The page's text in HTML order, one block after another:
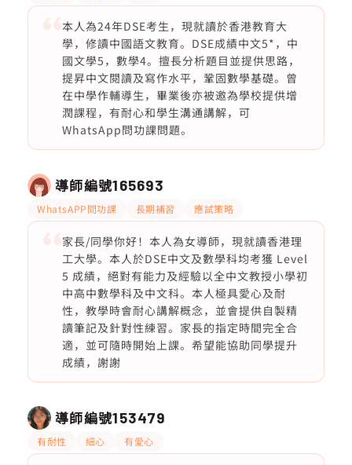
本人為24年DSE考生，現就讀於香港教育大
學，修讀中國語文教育。DSE成績中文5*，中
國文學5，數學4。擅長分析題目並提供思路，
提昇中文閱讀及寫作水平，鞏固數學基礎。曾
在中學作輔導生，畢業後亦被邀為學校提供增
潤課程，有耐心和學生溝通講解，可
WhatsApp問功課問題。
導師編號165693
WhatsAPP問功課 長期補習 應試策略
家長/同學你好！本人為女導師，現就讀香港理
工大學。本人於DSE中文及數學科均考獲 Level
5 成績，絕對有能力及經驗以全中文教授小學初
中高中數學科及中文科。本人極具愛心及耐
性，教學時會耐心講解概念，並會提供自製精
讀筆記及針對性練習。家長的指定時間完全合
適，並可隨時開始上課。希望能協助同學提升
成績，謝謝
導師編號153479
有耐性 細心 有愛心